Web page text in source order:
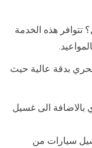
تتوافر هذه الخدمة
بدقة عالية حيث
الى غسيل
سيارات من